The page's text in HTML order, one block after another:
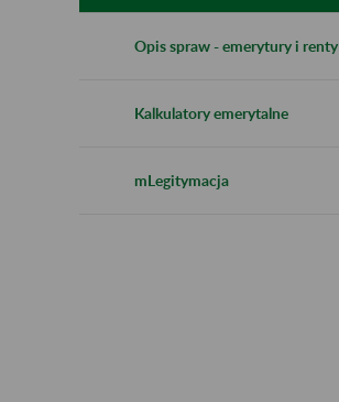
Opis spraw - emerytury i renty
Kalkulatory emerytalne
mLegitymacja